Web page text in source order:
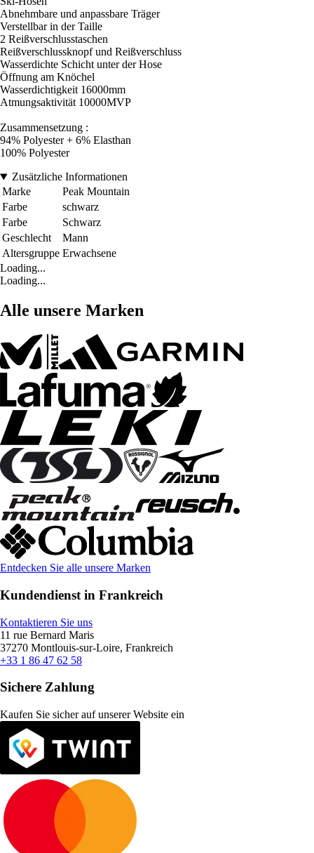
Abnehmbare und anpassbare Träger
Verstellbar in der Taille
2 Reißverschlusstaschen
Reißverschlussknopf und Reißverschluss
Wasserdichte Schicht unter der Hose
Öffnung am Knöchel
Wasserdichtigkeit 16000mm
Atmungsaktivität 10000MVP
Zusammensetzung :
94% Polyester + 6% Elasthan
100% Polyester
Zusätzliche Informationen
Marke
Peak Mountain
Farbe
schwarz
Farbe
Schwarz
Geschlecht
Mann
Altersgruppe Erwachsene
Loading...
Loading...
Alle unsere Marken
Entdecken Sie alle unsere Marken
Kundendienst in Frankreich
Kontaktieren Sie uns
11 rue Bernard Maris
37270 Montlouis-sur-Loire, Frankreich
+33 1 86 47 62 58
Sichere Zahlung
Kaufen Sie sicher auf unserer Website ein